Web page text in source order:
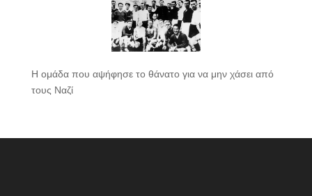
Η ομάδα που αψήφησε το θάνατο για να μην χάσει από
τους Ναζί